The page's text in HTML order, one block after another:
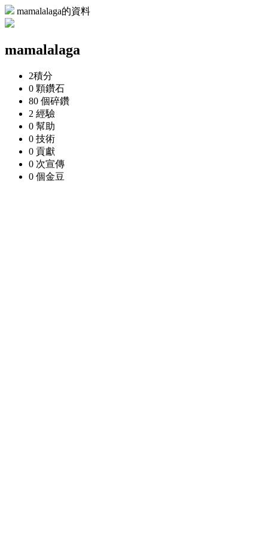
mamalalaga的資料
mamalalaga
2積分
0 顆鑽石
80 個碎鑽
2 經驗
0 幫助
0 技術
0 貢獻
0 次宣傳
0 個金豆